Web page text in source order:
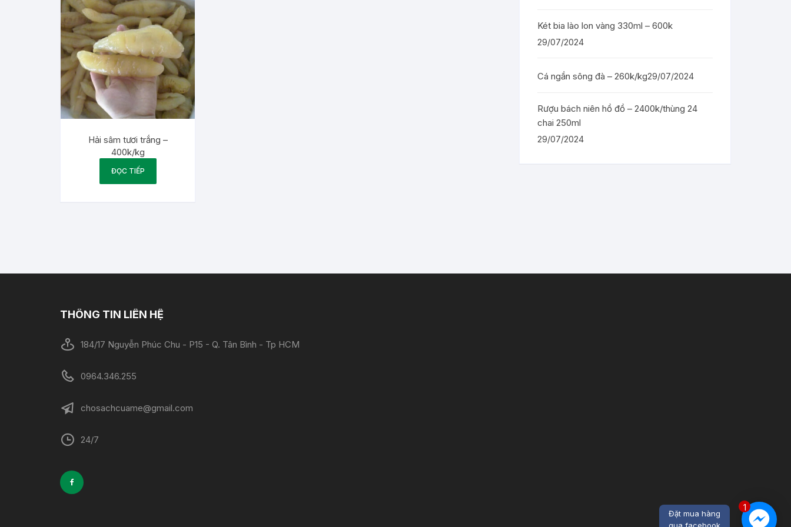
1
Đặt mua hàng
Hải sâm tươi trắng –
400k/kg
ĐỌC TIẾP
Két bia lào lon vàng 330ml – 600k
29/07/2024
Cá ngần sông đà – 260k/kg29/07/2024
Rượu bách niên hồ đồ – 2400k/thùng 24
chai 250ml
29/07/2024
THÔNG TIN LIÊN HỆ
184/17 Nguyễn Phúc Chu - P15 - Q. Tân Bình - Tp HCM
0964.346.255
chosachcuame@gmail.com
24/7